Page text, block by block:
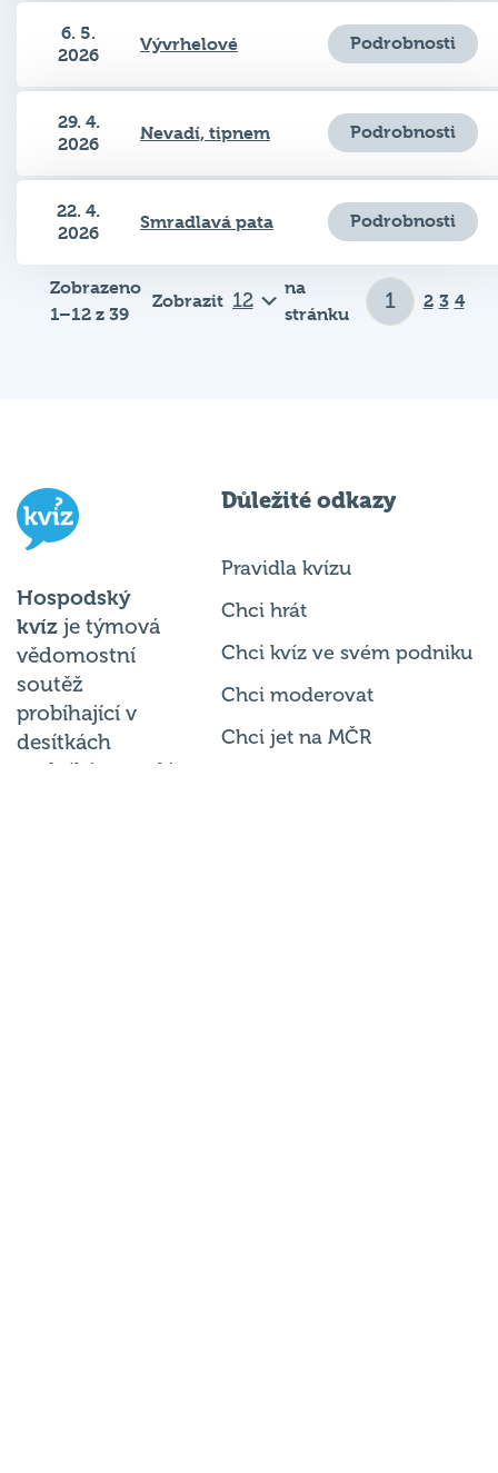
6. 5.
2026
Vývrhelové Podrobnosti
29. 4.
2026
Nevadí, tipnem Podrobnosti
22. 4.
2026
Smradlavá pata Podrobnosti
Zobrazeno
1–12 z 39
Zobrazit
na
stránku
2 3 4
Hospodský
kvíz je týmová
vědomostní
soutěž
probíhající v
desítkách
podniků po celé
Důležité odkazy
Pravidla kvízu
Chci hrát
Chci kvíz ve svém podniku
Chci moderovat
Chci jet na MČR